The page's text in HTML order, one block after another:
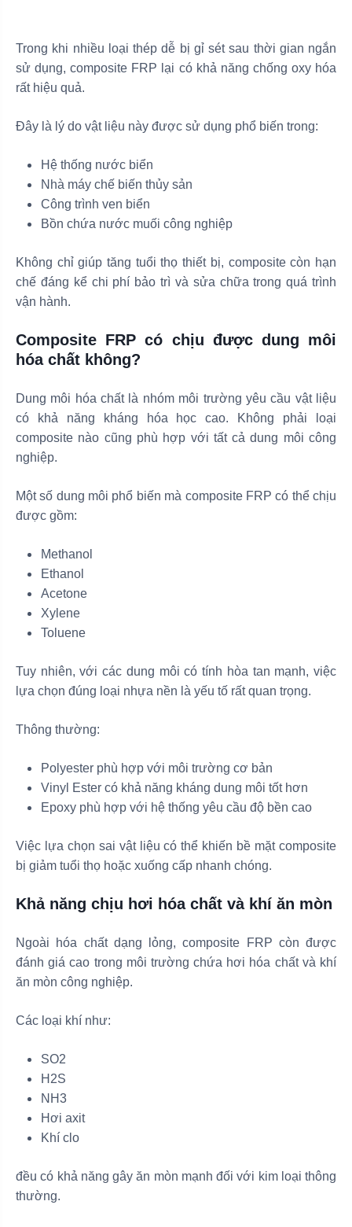
Trong khi nhiều loại thép dễ bị gỉ sét sau thời gian ngắn
sử dụng, composite FRP lại có khả năng chống oxy hóa
rất hiệu quả.
Đây là lý do vật liệu này được sử dụng phổ biến trong:
Hệ thống nước biển
Nhà máy chế biến thủy sản
Công trình ven biển
Bồn chứa nước muối công nghiệp
Không chỉ giúp tăng tuổi thọ thiết bị, composite còn hạn
chế đáng kể chi phí bảo trì và sửa chữa trong quá trình
vận hành.
Composite FRP có chịu được dung môi
hóa chất không?
Dung môi hóa chất là nhóm môi trường yêu cầu vật liệu
có khả năng kháng hóa học cao. Không phải loại
composite nào cũng phù hợp với tất cả dung môi công
nghiệp.
Một số dung môi phổ biến mà composite FRP có thể chịu
được gồm:
Methanol
Ethanol
Acetone
Xylene
Toluene
Tuy nhiên, với các dung môi có tính hòa tan mạnh, việc
lựa chọn đúng loại nhựa nền là yếu tố rất quan trọng.
Thông thường:
Polyester phù hợp với môi trường cơ bản
Vinyl Ester có khả năng kháng dung môi tốt hơn
Epoxy phù hợp với hệ thống yêu cầu độ bền cao
Việc lựa chọn sai vật liệu có thể khiến bề mặt composite
bị giảm tuổi thọ hoặc xuống cấp nhanh chóng.
Khả năng chịu hơi hóa chất và khí ăn mòn
Ngoài hóa chất dạng lỏng, composite FRP còn được
đánh giá cao trong môi trường chứa hơi hóa chất và khí
ăn mòn công nghiệp.
Các loại khí như:
SO2
H2S
NH3
Hơi axit
Khí clo
đều có khả năng gây ăn mòn mạnh đối với kim loại thông
thường.